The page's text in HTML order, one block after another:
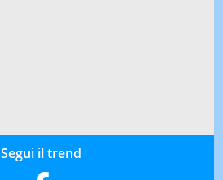
Segui il trend